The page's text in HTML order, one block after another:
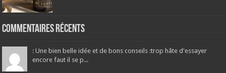
Commentaires récents
: Une bien belle idée et de bons conseils :trop hâte d'essayer
encore faut il se p...